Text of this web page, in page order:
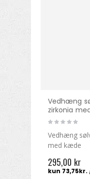
Vedhæng
zirkonia
Vedhæng
med kæde
295,00 kr